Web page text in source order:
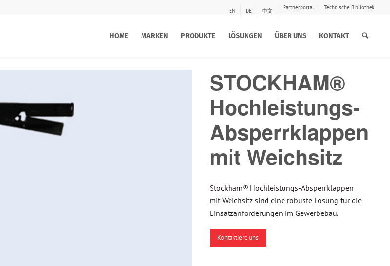
EN DE 中文 Partnerportal Technische Bibliothek
HOME MARKEN PRODUKTE LÖSUNGEN ÜBER UNS KONTAKT
STOCKHAM®
Hochleistungs-
Absperrklappen
mit Weichsitz
Stockham® Hochleistungs-Absperrklappen
mit Weichsitz sind eine robuste Lösung für die
Einsatzanforderungen im Gewerbebau.
Kontaktiere uns